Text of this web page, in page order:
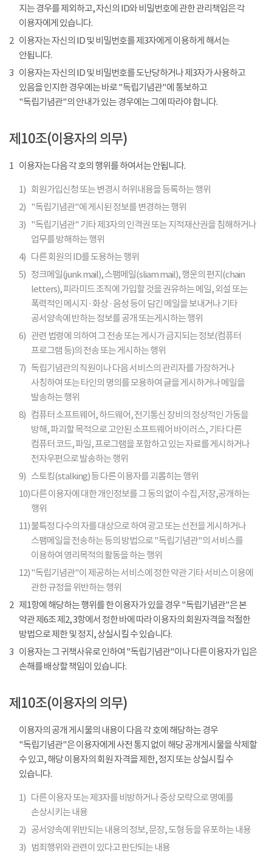
지는 경우를 제외하고, 자신의 ID와 비밀번호에 관한 관리책임은 각
이용자에게 있습니다.
2 이용자는 자신의 ID 및 비밀번호를 제3자에게 이용하게 해서는
안됩니다.
3 이용자는 자신의 ID 및 비밀번호를 도난당하거나 제3자가 사용하고
있음을 인지한 경우에는 바로 "독립기념관"에 통보하고
"독립기념관"의 안내가 있는 경우에는 그에 따라야 합니다.
제10조(이용자의 의무)
1 이용자는 다음 각 호의 행위를 하여서는 안됩니다.
1) 회원가입신청 또는 변경시 허위내용을 등록하는 행위
2) "독립기념관"에 게시된 정보를 변경하는 행위
3) "독립기념관" 기타 제3자의 인격권 또는 지적재산권을 침해하거나
업무를 방해하는 행위
4) 다른 회원의 ID를 도용하는 행위
5) 정크메일(junk mail), 스팸메일(sliam mail), 행운의 편지(chain
letters), 피라미드 조직에 가입할 것을 권유하는 메일, 외설 또는
폭력적인 메시지 · 화상 · 음성 등이 담긴 메일을 보내거나 기타
공서양속에 반하는 정보를 공개 또는게시하는 행위
6) 관련 법령에 의하여 그 전송 또는 게시가 금지되는 정보(컴퓨터
프로그램 등)의 전송 또는 게시하는 행위
7) 독립기념관의 직원이나 다음 서비스의 관리자를 가장하거나
사칭하여 또는 타인의 명의를 모용하여 글을 게시하거나 메일을
발송하는 행위
8) 컴퓨터 소프트웨어, 하드웨어, 전기통신 장비의 정상적인 가동을
방해, 파괴할 목적으로 고안된 소프트웨어 바이러스, 기타 다른
컴퓨터 코드, 파일, 프로그램을 포함하고 있는 자료를 게시하거나
전자우편으로 발송하는 행위
9) 스토킹(stalking) 등 다른 이용자를 괴롭히는 행위
10)다른 이용자에 대한 개인정보를 그 동의 없이 수집,저장,공개하는
행위
11)불특정 다수의 자를 대상으로 하여 광고 또는 선전을 게시하거나
스팸메일을 전송하는 등의 방법으로 "독립기념관"의 서비스를
이용하여 영리목적의 활동을 하는 행위
12)"독립기념관"이 제공하는 서비스에 정한 약관 기타 서비스 이용에
관한 규정을 위반하는 행위
2 제1항에 해당하는 행위를 한 이용자가 있을 경우 "독립기념관"은 본
약관 제6조 제2, 3항에서 정한 바에 따라 이용자의 회원자격을 적절한
방법으로 제한 및 정지, 상실시킬 수 있습니다.
3 이용자는 그 귀책사유로 인하여 "독립기념관"이나 다른 이용자가 입은
손해를 배상할 책임이 있습니다.
제10조(이용자의 의무)
이용자의 공개 게시물의 내용이 다음 각 호에 해당하는 경우
"독립기념관"은 이용자에게 사전 통지 없이 해당 공개게시물을 삭제할
수 있고, 해당 이용자의 회원 자격을 제한, 정지 또는 상실시킬 수
있습니다.
1) 다른 이용자 또는 제3자를 비방하거나 중상 모략으로 명예를
손상시키는 내용
2) 공서양속에 위반되는 내용의 정보, 문장, 도형 등을 유포하는 내용
3)
범죄행위와 관련이 있다고 판단되는 내용